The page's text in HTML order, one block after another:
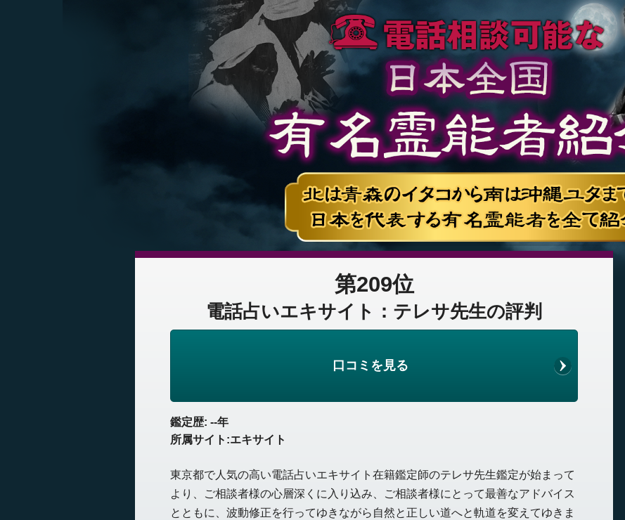
第209位
電話占いエキサイト：テレサ先生の評判
口コミを見る
鑑定歴: --年
所属サイト:エキサイト
東京都で人気の高い電話占いエキサイト在籍鑑定師のテレサ先生鑑定が始まって
より、ご相談者様の心層深くに入り込み、ご相談者様にとって最善なアドバイス
とともに、波動修正を行ってゆきながら自然と正しい道へと軌道を変えてゆきま